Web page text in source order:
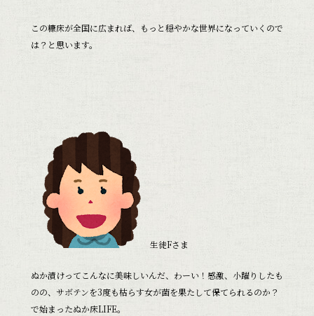
この糠床が全国に広まれば、もっと穏やかな世界になっていくので
は？と思います。
生徒Fさま
ぬか漬けってこんなに美味しいんだ、わーい！感激、小躍りしたも
のの、サボテンを3度も枯らす女が菌を果たして保てられるのか？
で始まったぬか床LIFE。